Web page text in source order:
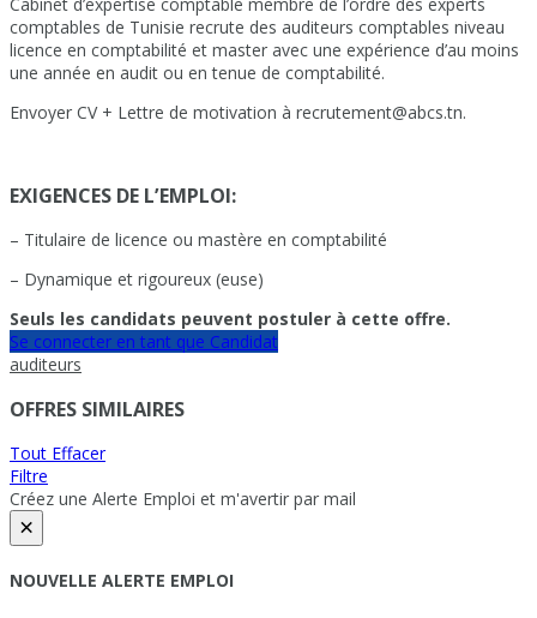
comptables de Tunisie recrute des auditeurs comptables niveau
licence en comptabilité et master avec une expérience d’au moins
une année en audit ou en tenue de comptabilité.
Envoyer CV + Lettre de motivation à recrutement@abcs.tn.
EXIGENCES DE L’EMPLOI:
– Titulaire de licence ou mastère en comptabilité
– Dynamique et rigoureux (euse)
Seuls les candidats peuvent postuler à cette offre.
Se connecter en tant que Candidat
auditeurs
OFFRES SIMILAIRES
Tout Effacer
Filtre
Créez une Alerte Emploi et m'avertir par mail
×
NOUVELLE ALERTE EMPLOI